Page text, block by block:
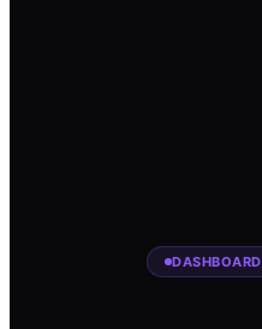
DASHBOARD